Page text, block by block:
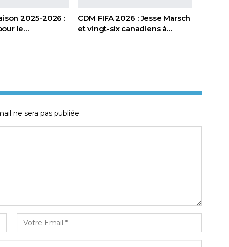
2025-2026 :
le…
CDM FIFA 2026 : Jesse Marsch
et vingt-six canadiens à…
ne sera pas publiée.